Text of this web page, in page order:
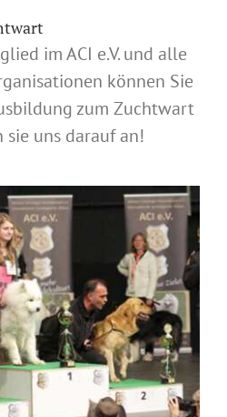
im ACI e.V. und alle
können Sie
zum Zuchtwart
sie uns darauf an!